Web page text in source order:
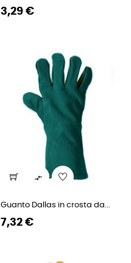
Prezzo
Prezzo
3,29 €

Guanto Dallas in crosta da...
Prezzo
Prezzo
7,32 €